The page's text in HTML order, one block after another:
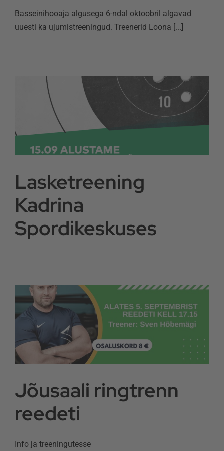
Basseinihooaja algusega 6-ndal oktoobril algavad
uuesti ka ujumistreeningud. Treenerid Loona [...]
Lasketreening
Kadrina
Spordikeskuses
Jõusaali ringtrenn
reedeti
Info ja treeningutesse